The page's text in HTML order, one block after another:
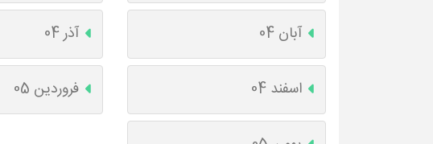
آبان 04 آذر 04
اسفند 04 فروردین 05